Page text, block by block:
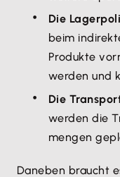
Die
beim
Produkte
werden und
Die
werden die
mengen
Daneben braucht